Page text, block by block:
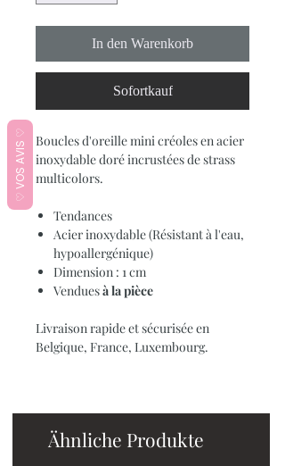
In den Warenkorb
Sofortkauf
Boucles d'oreille mini créoles en acier
inoxydable doré incrustées de strass
multicolors.
Tendances
Acier inoxydable (Résistant à l'eau,
hypoallergénique)
Dimension : 1 cm
Venduesà la pièce
Livraison rapide et sécurisée en
Belgique, France, Luxembourg.
Ähnliche Produkte
♡ VOS AVIS ♡